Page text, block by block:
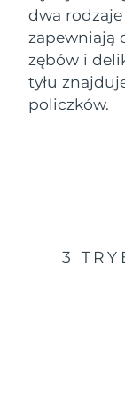
dwa rodzaje
zapewniają
zębów i
tyłu
policzków.
3
Izrael
Włochy
Kazachstan